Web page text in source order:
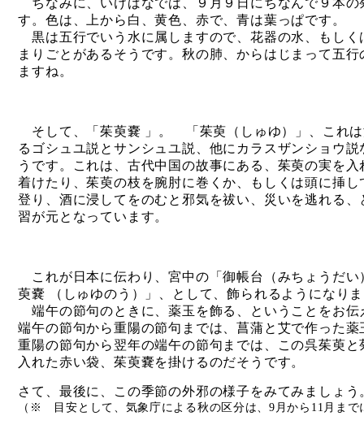
ちなみに、いけばなでは、９月９日にちなんで９本の
す。色は、上から白、黄色、赤で、青は葉っぱです。
黒は五行でいう水に属しますので、花器の水、もしく
まりごとがあるそうです。秋の肺、からはじまって五
ますね。
そして、「茱萸嚢 」。 「茱萸（しゅゆ）」、これ
るゴシュユ説とサンシュユ説、他にカラスザンショウ
うです。これは、古代中国の故事にある、茱萸の実を
着けたり、茱萸の枝を腕肘に巻くか、もしくは頭に挿
登り、酒に浸してをのむと邪気を祓い、災いを逃れる
習が元となっています。
これが日本に伝わり、宮中の「御帳台（みちょうだい
萸嚢
（しゅゆのう）」、として、飾られるようになり
端午の節句のときに、薬玉を飾る、ということをお伝
端午の節句から重陽の節句までは、菖蒲と艾で作った
重陽の節句から翌年の端午の節句までは、この呉茱萸
入れた赤い袋、茱萸嚢を掛けるのだそうです。
さて、最後に、この季節の外邪の様子をみてみましょう
（※ 目安として、気象庁による秋の区分は、9月から11月まで